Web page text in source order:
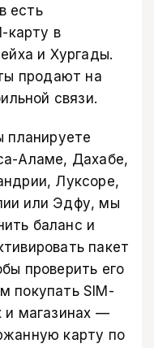
есть
карту в
и Хургады.
продают на
связи.
планируете
Аламе, Дахабе,
Луксоре,
или Эдфу, мы
баланс и
пакет
проверить его
покупать SIM-
и магазинах —
карту по